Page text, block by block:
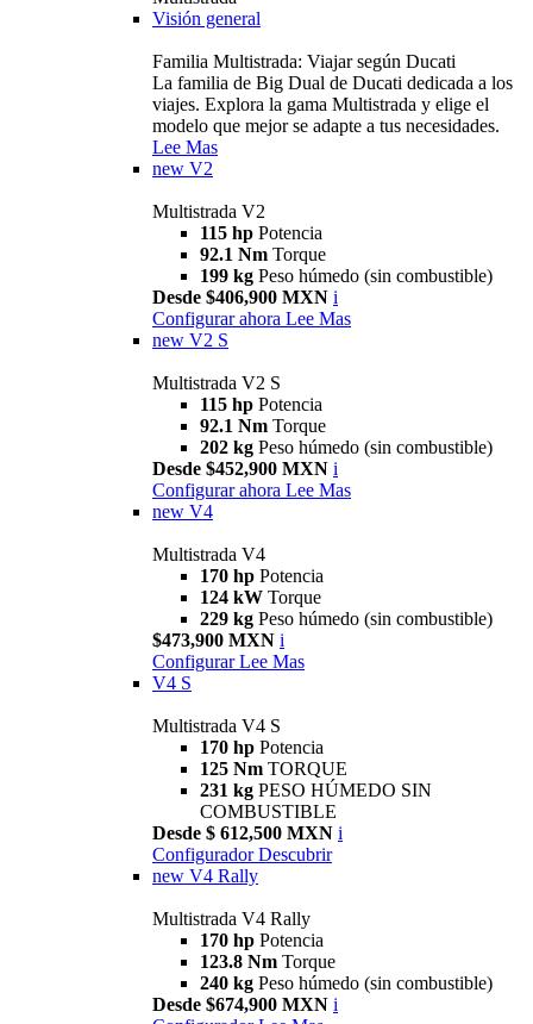
Visión general
Familia Multistrada: Viajar según Ducati
La familia de Big Dual de Ducati dedicada a los
viajes. Explora la gama Multistrada y elige el
modelo que mejor se adapte a tus necesidades.
Lee Mas
new V2
Multistrada V2
115 hp Potencia
92.1 Nm Torque
199 kg Peso húmedo (sin combustible)
Desde $406,900 MXN i
Configurar ahora Lee Mas
new V2 S
Multistrada V2 S
115 hp Potencia
92.1 Nm Torque
202 kg Peso húmedo (sin combustible)
Desde $452,900 MXN i
Configurar ahora Lee Mas
new V4
Multistrada V4
170 hp Potencia
124 kW Torque
229 kg Peso húmedo (sin combustible)
$473,900 MXN i
Configurar Lee Mas
V4 S
Multistrada V4 S
170 hp Potencia
125 Nm TORQUE
231 kg PESO HÚMEDO SIN
COMBUSTIBLE
Desde $ 612,500 MXN i
Configurador Descubrir
new V4 Rally
Multistrada V4 Rally
170 hp Potencia
123.8 Nm Torque
240 kg Peso húmedo (sin combustible)
Desde $674,900 MXN i